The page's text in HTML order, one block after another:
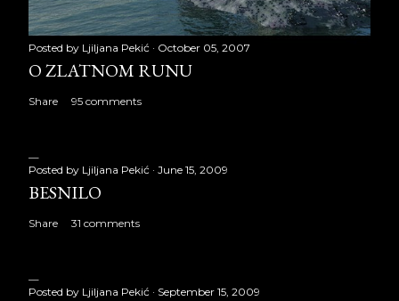
Posted by Ljiljana Pekić October 05, 2007
O ZLATNOM RUNU
Share 95 comments
Posted by Ljiljana Pekić June 15, 2009
BESNILO
Share 31 comments
Posted by Ljiljana Pekić September 15, 2009